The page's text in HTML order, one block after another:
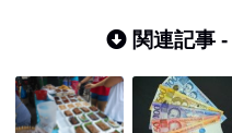
関連記事 -